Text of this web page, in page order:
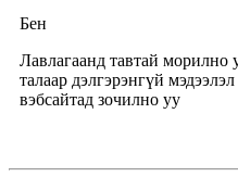
Бен
Лавлагаанд тавтай морилно
талаар дэлгэрэнгүй
вэбсайтад зочилно уу